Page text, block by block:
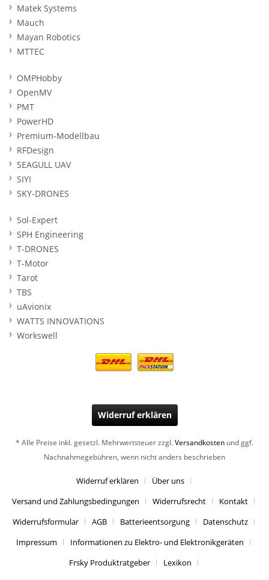
Matek Systems
Mauch
Mayan Robotics
MTTEC
OMPHobby
OpenMV
PMT
PowerHD
Premium-Modellbau
RFDesign
SEAGULL UAV
SIYI
SKY-DRONES
Sol-Expert
SPH Engineering
T-DRONES
T-Motor
Tarot
TBS
uAvionix
WATTS INNOVATIONS
Workswell
Widerruf erklären
* Alle Preise inkl. gesetzl. Mehrwertsteuer zzgl.Versandkosten und ggf.
Nachnahmegebühren, wenn nicht anders beschrieben
Widerruf erklären
Über uns
Versand und Zahlungsbedingungen
Widerrufsrecht
Kontakt
Widerrufsformular
AGB Batterieentsorgung
Datenschutz
Impressum
Informationen zu Elektro- und Elektronikgeräten
Frsky Produktratgeber
Lexikon